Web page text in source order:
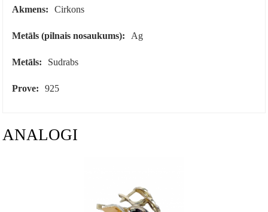
Akmens: Cirkons
Metāls (pilnais nosaukums): Ag
Metāls: Sudrabs
Prove: 925
ANALOGI